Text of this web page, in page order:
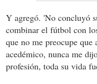
Y agregó. 'No concluyó
combinar el fútbol con
que no me preocupe
acedémico, nunca me
profesión, toda su vida